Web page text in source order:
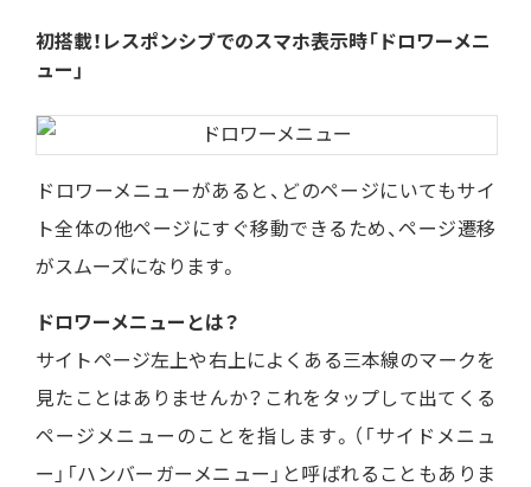
初搭載！レスポンシブでのスマホ表示時「ドロワーメニ
ュー」
ドロワーメニューがあると、どのページにいてもサイ
ト全体の他ページにすぐ移動できるため、ページ遷移
がスムーズになります。
ドロワーメニューとは？
サイトページ左上や右上によくある三本線のマークを
見たことはありませんか？これをタップして出てくる
ページメニューのことを指します。（「サイドメニュ
ー」「ハンバーガーメニュー」と呼ばれることもありま